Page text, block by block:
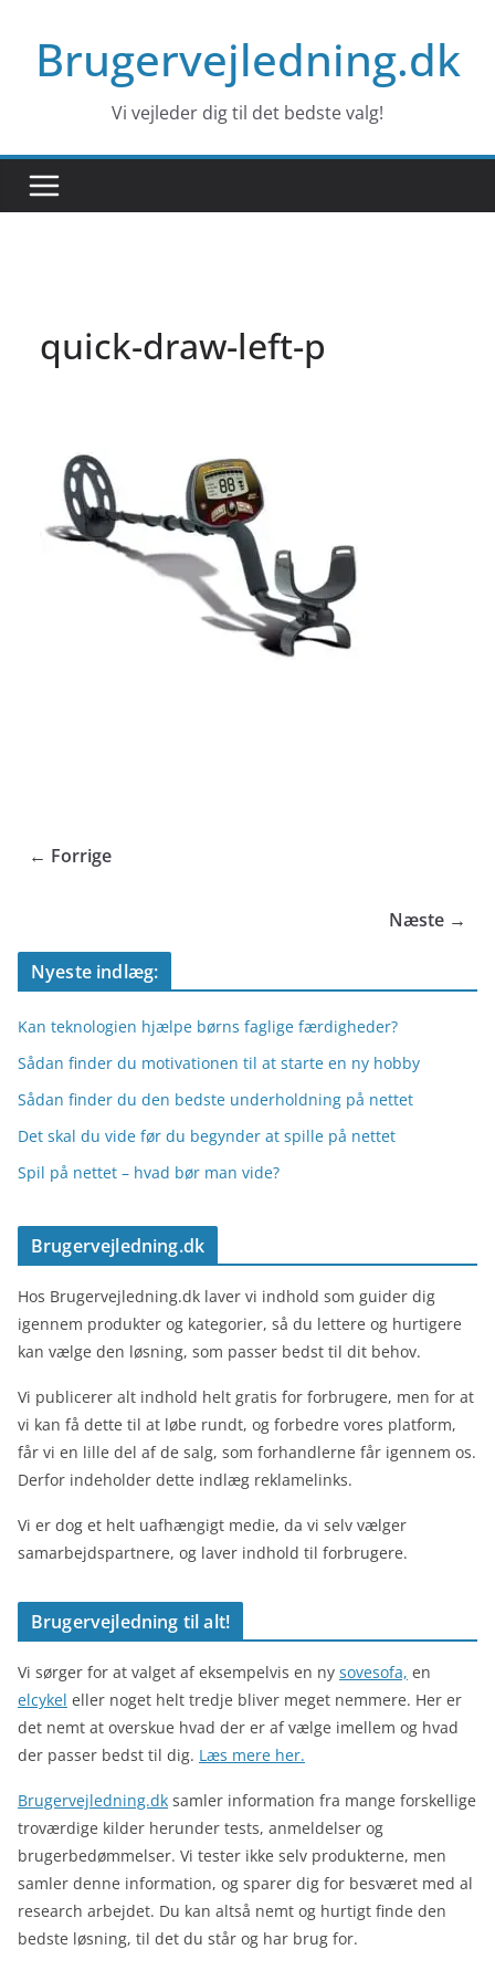
contentBrugervejledning.dk
Vi vejleder dig til det bedste valg!
quick-draw-left-p
← Forrige
Næste →
Nyeste indlæg:
Kan teknologien hjælpe børns faglige færdigheder?
Sådan finder du motivationen til at starte en ny hobby
Sådan finder du den bedste underholdning på nettet
Det skal du vide før du begynder at spille på nettet
Spil på nettet – hvad bør man vide?
Brugervejledning.dk
Hos Brugervejledning.dk laver vi indhold som guider dig
igennem produkter og kategorier, så du lettere og hurtigere
kan vælge den løsning, som passer bedst til dit behov.
Vi publicerer alt indhold helt gratis for forbrugere, men for at
vi kan få dette til at løbe rundt, og forbedre vores platform,
får vi en lille del af de salg, som forhandlerne får igennem os.
Derfor indeholder dette indlæg reklamelinks.
Vi er dog et helt uafhængigt medie, da vi selv vælger
samarbejdspartnere, og laver indhold til forbrugere.
Brugervejledning til alt!
Vi sørger for at valget af eksempelvis en ny sovesofa, en
elcykel eller noget helt tredje bliver meget nemmere. Her er
det nemt at overskue hvad der er af vælge imellem og hvad
der passer bedst til dig. Læs mere her.
Brugervejledning.dk samler information fra mange forskellige
troværdige kilder herunder tests, anmeldelser og
brugerbedømmelser. Vi tester ikke selv produkterne, men
samler denne information, og sparer dig for besværet med al
research arbejdet. Du kan altså nemt og hurtigt finde den
bedste løsning, til det du står og har brug for.